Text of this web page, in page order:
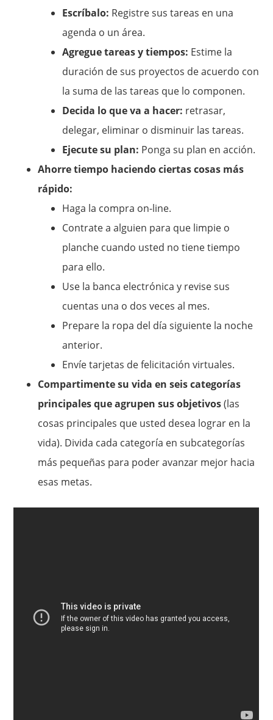
Escríbalo: Registre sus tareas en una
agenda o un área.
Agregue tareas y tiempos: Estime la
duración de sus proyectos de acuerdo con
la suma de las tareas que lo componen.
Decida lo que va a hacer: retrasar,
delegar, eliminar o disminuir las tareas.
Ejecute su plan: Ponga su plan en acción.
Ahorre tiempo haciendo ciertas cosas más
rápido:
Haga la compra on-line.
Contrate a alguien para que limpie o
planche cuando usted no tiene tiempo
para ello.
Use la banca electrónica y revise sus
cuentas una o dos veces al mes.
Prepare la ropa del día siguiente la noche
anterior.
Envíe tarjetas de felicitación virtuales.
Compartimente su vida en seis categorías
principales que agrupen sus objetivos(las
cosas principales que usted desea lograr en la
vida). Divida cada categoría en subcategorías
más pequeñas para poder avanzar mejor hacia
esas metas.